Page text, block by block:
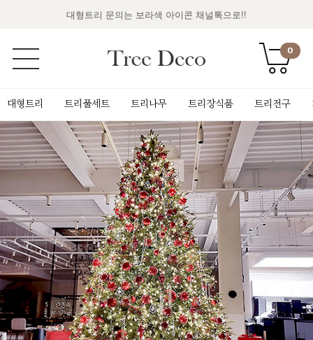
대형트리 문의는 보라색 아이콘 채널톡으로!!
0
대형트리 트리풀세트 트리나무 트리장식품 트리전구